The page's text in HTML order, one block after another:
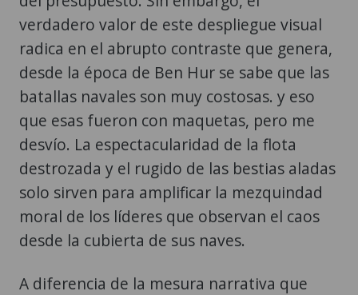
verdadero valor de este despliegue visual
radica en el abrupto contraste que genera,
desde la época de Ben Hur se sabe que las
batallas navales son muy costosas. y eso
que esas fueron con maquetas, pero me
desvío. La espectacularidad de la flota
destrozada y el rugido de las bestias aladas
solo sirven para amplificar la mezquindad
moral de los líderes que observan el caos
desde la cubierta de sus naves.
A diferencia de la mesura narrativa que